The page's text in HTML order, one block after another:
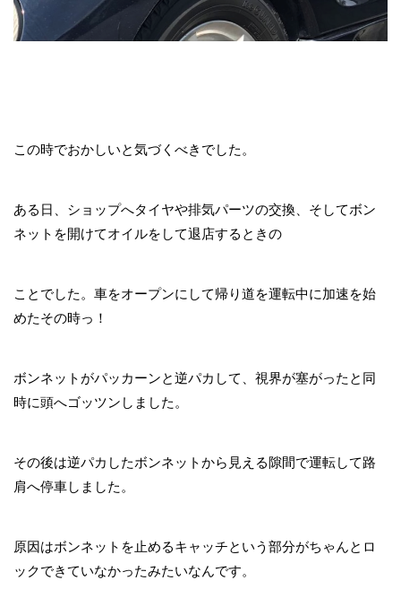
この時でおかしいと気づくべきでした。
ある日、ショップへタイヤや排気パーツの交換、そしてボン
ネットを開けてオイルをして退店するときの
ことでした。車をオープンにして帰り道を運転中に加速を始
めたその時っ！
ボンネットがパッカーンと逆パカして、視界が塞がったと同
時に頭へゴッツンしました。
その後は逆パカしたボンネットから見える隙間で運転して路
肩へ停車しました。
原因はボンネットを止めるキャッチという部分がちゃんとロ
ックできていなかったみたいなんです。